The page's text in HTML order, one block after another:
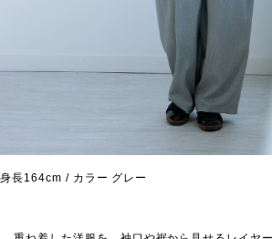
身長164cm / カラー グレー